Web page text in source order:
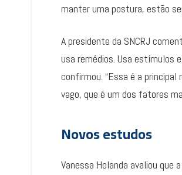
manter uma postura, estão
A presidente da SNCRJ
usa remédios. Usa estímulos
confirmou. “Essa é a
vago, que é um dos fatores
Novos estudos
Vanessa Holanda avaliou que